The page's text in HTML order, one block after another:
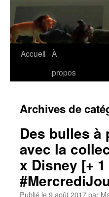
Aller
Accueil À
propos
Archives de
Des bulles à
avec la
x Disney [+
Publié le9 août 2017par